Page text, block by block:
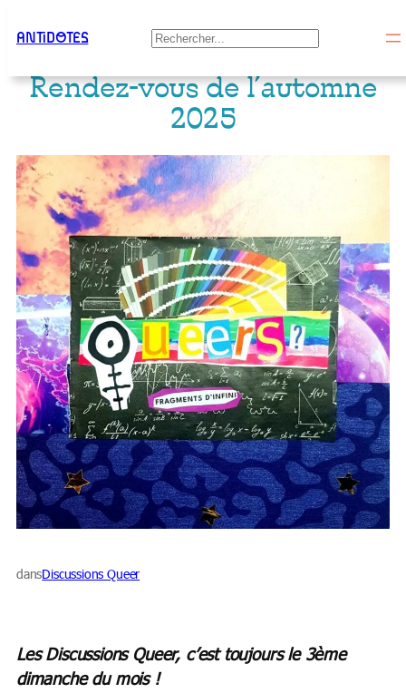
Aller
contenu
ANTiDOTES Rechercher
Rendez-vous de l’automne
2025
dansDiscussions Queer
Les Discussions Queer, c’est toujours le 3ème
dimanche du mois !